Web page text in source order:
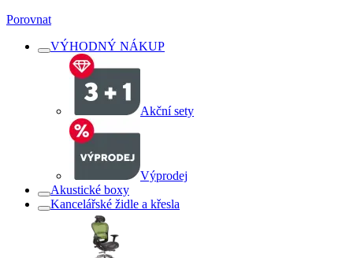
Porovnat
VÝHODNÝ NÁKUP
Akční sety
Výprodej
Akustické boxy
Kancelářské židle a křesla